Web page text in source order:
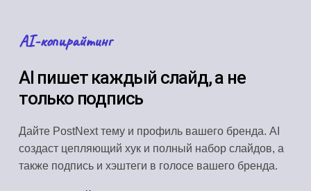
AI-копирайтинг
AI пишет каждый слайд, а не
только подпись
Дайте PostNext тему и профиль вашего бренда. AI
создаст цепляющий хук и полный набор слайдов, а
также подпись и хэштеги в голосе вашего бренда.